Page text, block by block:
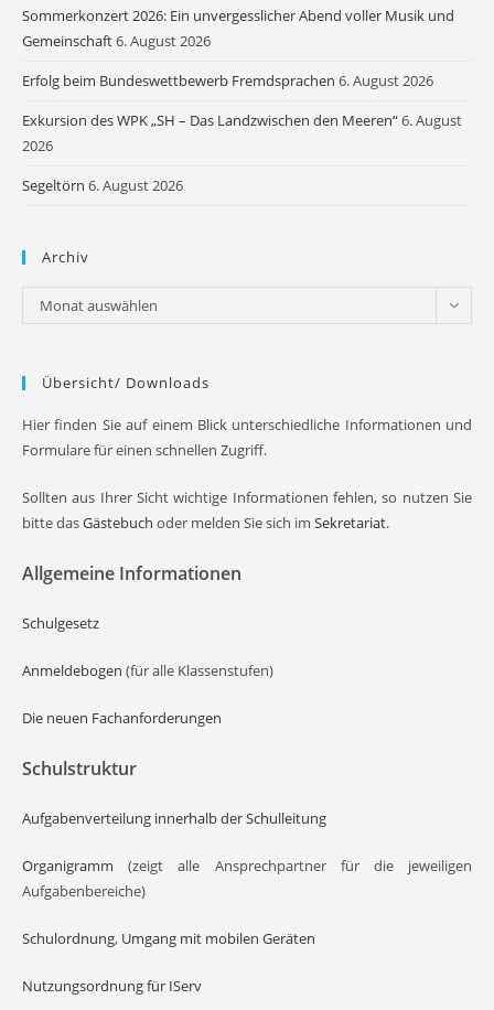
Sommerkonzert 2026: Ein unvergesslicher Abend voller Musik und
Gemeinschaft6. August 2026
Erfolg beim Bundeswettbewerb Fremdsprachen 6. August 2026
Exkursion des WPK „SH – Das Landzwischen den Meeren“6. August
2026
Segeltörn 6. August 2026
Archiv
Archiv
Monat auswählen
Übersicht/ Downloads
Hier finden Sie auf einem Blick unterschiedliche Informationen und
Formulare für einen schnellen Zugriff.
Sollten aus Ihrer Sicht wichtige Informationen fehlen, so nutzen Sie
bitte dasGästebuch oder melden Sie sich im Sekretariat.
Allgemeine Informationen
Schulgesetz
Anmeldebogen (für alle Klassenstufen)
Die neuen Fachanforderungen
Schulstruktur
Aufgabenverteilung innerhalb der Schulleitung
Organigramm (zeigt alle Ansprechpartner für die jeweiligen
Aufgabenbereiche)
Schulordnung, Umgang mit mobilen Geräten
Nutzungsordnung für IServ